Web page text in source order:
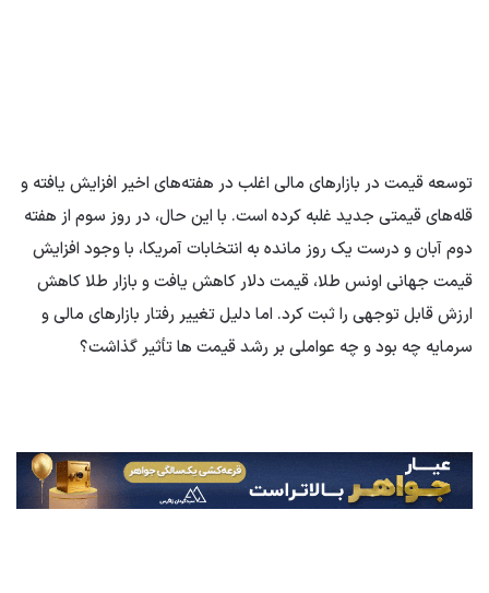
توسعه قیمت در بازارهای مالی اغلب در هفته‌های اخیر افزایش یافته و
قله‌های قیمتی جدید غلبه کرده است. با این حال، در روز سوم از هفته
دوم آبان و درست یک روز مانده به انتخابات آمریکا، با وجود افزایش
قیمت جهانی اونس طلا، قیمت دلار کاهش یافت و بازار طلا کاهش
ارزش قابل توجهی را ثبت کرد. اما دلیل تغییر رفتار بازارهای مالی و
سرمایه چه بود و چه عواملی بر رشد قیمت ها تأثیر گذاشت؟